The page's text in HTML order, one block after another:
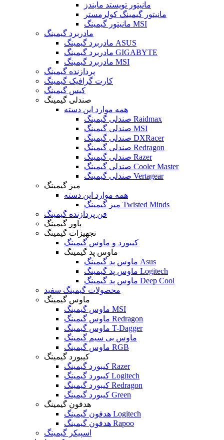
مانیتور تویستد مایندز
مانیتور گیمینگ کولرمستر
مانیتور گیمینگ MSI
مادربرد گیمینگ
مادربرد گیمینگ ASUS
مادربرد گیمینگ GIGABYTE
مادربرد گیمینگ MSI
پردازنده گیمینگ
کارت گرافیک گیمینگ
کیس گیمینگ
صندلی گیمینگ
همه موارد این دسته
صندلی گیمینگ Raidmax
صندلی گیمینگ MSI
صندلی گیمینگ DXRacer
صندلی گیمینگ Redragon
صندلی گیمینگ Razer
صندلی گیمینگ Cooler Master
صندلی گیمینگ Vertagear
میز گیمینگ
همه موارد این دسته
میز گیمینگ Twisted Minds
فن پردازنده گیمینگ
پاور گیمینگ
تجهیزات گیمینگ
کیبورد و ماوس گیمینگ
ماوس پد گیمینگ
ماوس پد گیمینگ Asus
ماوس پد گیمینگ Logitech
ماوس پد گیمینگ Deep Cool
محصولات گیمینگ سفید
ماوس گیمینگ
ماوس گیمینگ MSI
ماوس گیمینگ Redragon
ماوس گیمینگ T-Dagger
ماوس بی سیم گیمینگ
ماوس گیمینگ RGB
کیبورد گیمینگ
کیبورد گیمینگ Razer
کیبورد گیمینگ Logitech
کیبورد گیمینگ Redragon
کیبورد گیمینگ Green
هدفون گیمینگ
هدفون گیمینگ Logitech
هدفون گیمینگ Rapoo
اسپیکر گیمینگ